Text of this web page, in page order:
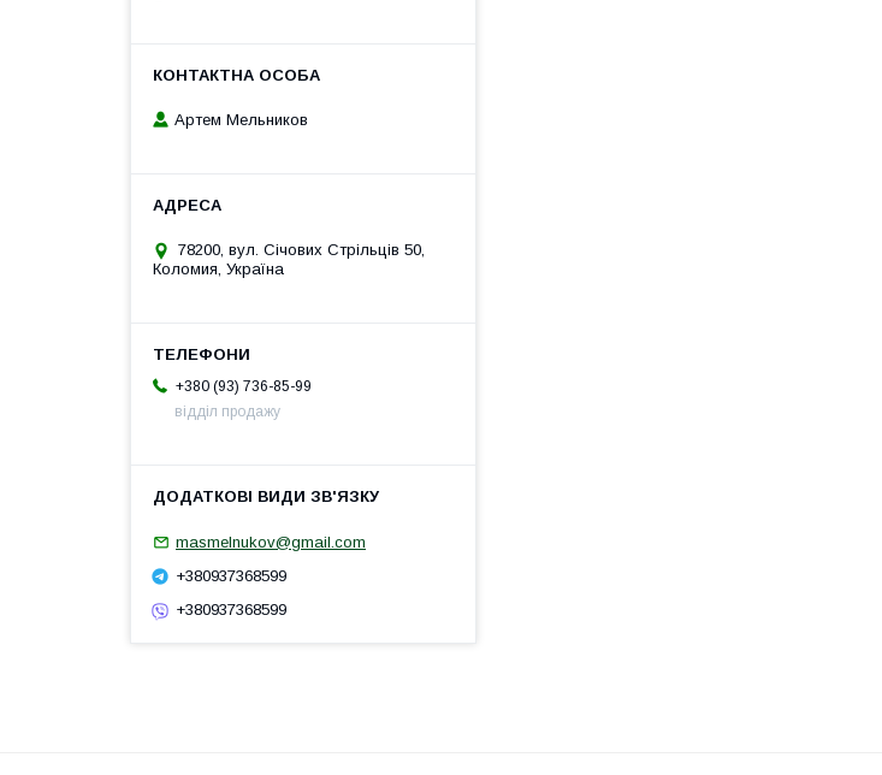
Артем Мельников
78200, вул. Січових Стрільців 50,
Коломия, Україна
+380 (93) 736-85-99
відділ продажу
masmelnukov@gmail.com
+380937368599
+380937368599